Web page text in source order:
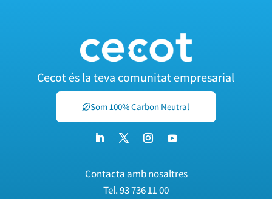
Cecot és la teva comunitat empresarial
Som 100% Carbon Neutral
Contacta amb nosaltres
Tel.93 736 11 00